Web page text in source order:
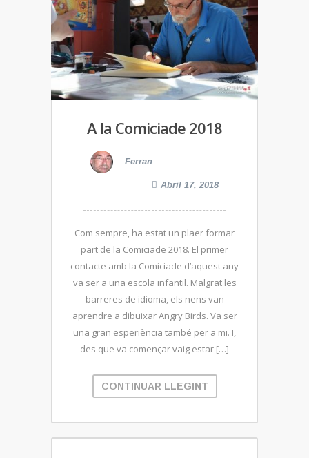
A la Comiciade 2018
Ferran
Abril 17, 2018
Com sempre, ha estat un plaer formar
part de la Comiciade 2018. El primer
contacte amb la Comiciade d’aquest any
va ser a una escola infantil. Malgrat les
barreres de idioma, els nens van
aprendre a dibuixar Angry Birds. Va ser
una gran esperiència també per a mi. I,
des que va començar vaig estar […]
CONTINUAR LLEGINT